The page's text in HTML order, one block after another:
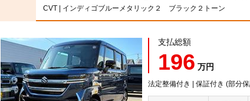
CVT | インディゴブルーメタリック２ ブラック２トーン
支払総額
196 万円
法定整備付き | 保証付き (部分